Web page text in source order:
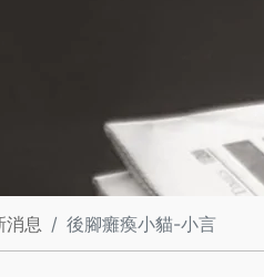
消息 後腳癱瘓小貓-小言